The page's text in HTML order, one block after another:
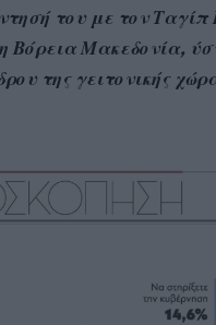
του με τον
Βόρεια Μακεδονία,
της γειτονικής